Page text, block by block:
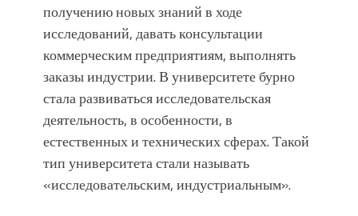
получению новых знаний в ходе
исследований, давать консультации
коммерческим предприятиям, выполнять
заказы индустрии. В университете бурно
стала развиваться исследовательская
деятельность, в особенности, в
естественных и технических сферах. Такой
тип университета стали называть
«исследовательским, индустриальным».